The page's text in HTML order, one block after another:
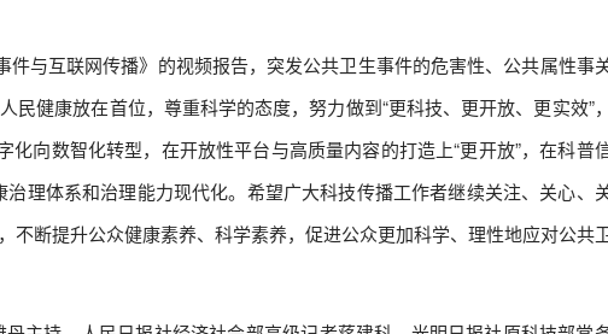
与互联网传播》的视频报告，突发公共卫生事件的危害性、公共属性事
民健康放在首位，尊重科学的态度，努力做到“更科技、更开放、更实效”
化向数智化转型，在开放性平台与高质量内容的打造上“更开放”，在科普
治理体系和治理能力现代化。希望广大科技传播工作者继续关注、关心、
不断提升公众健康素养、科学素养，促进公众更加科学、理性地应对公共